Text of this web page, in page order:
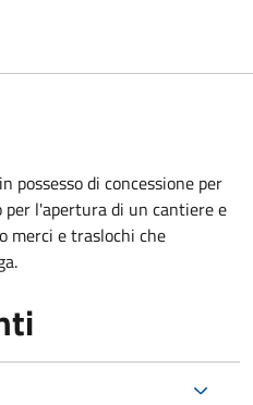
possesso di concessione per
per l'apertura di un cantiere e
merci e traslochi che